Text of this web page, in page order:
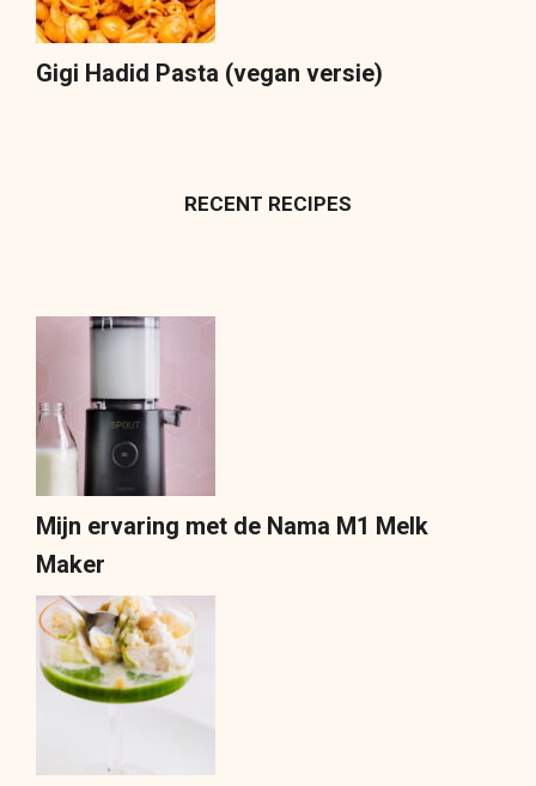
Gigi Hadid Pasta (vegan versie)
RECENT RECIPES
Mijn ervaring met de Nama M1 Melk
Maker